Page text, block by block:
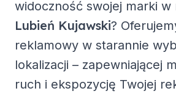
widoczność swojej marki w
Lubień Kujawski?
reklamowy w starannie
lokalizacji – zapewniającej
ruch i ekspozycję Twojej